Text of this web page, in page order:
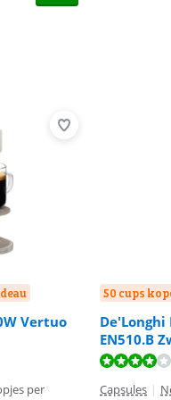
Vertuo
per
50 cups
De'Longhi
EN510.B
Capsules |